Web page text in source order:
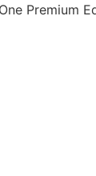
Premium